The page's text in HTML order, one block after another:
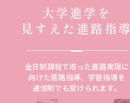
大学進学を
見すえた進路指導
全日制課程で培った進路実現に
向けた進路指導、学習指導を
通信制でも受けられます。